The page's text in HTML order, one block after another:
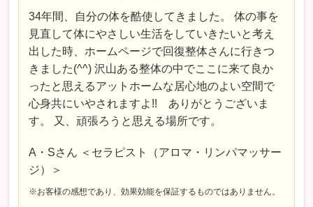
34年間、自分の体を酷使してきました。 体の事を
見直して体にやさしい生活をしていきたいと考え
出した時、ホームページで回復整体さんに行きつ
きました(^^) 沢山ある整体の中でここに来て良か
ったと思えるアットホームな居心地のよい空間で
心身共にいやされますよ!! ありがとうございま
す。 又、頑張ろうと思える場所です。
A・Sさん ＜セラピスト（アロマ・リンパマッサー
ジ）＞
※お客様の感想であり、効果効能を保証するものではありません。